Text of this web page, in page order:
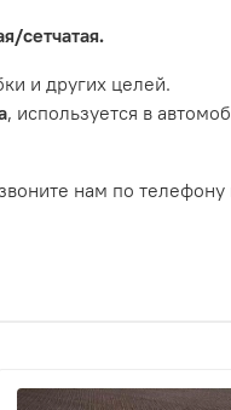
сетчатая.
и других целей.
, используется в
нам по телефону